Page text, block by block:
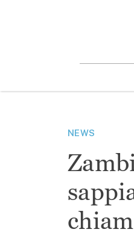
NEWS